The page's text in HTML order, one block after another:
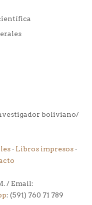
boliviano/
· Libros impresos ·
/ Email:
: (591) 760 71 789